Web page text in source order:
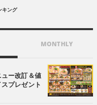
キング
MONTHLY
ュー改訂＆値
プレゼント